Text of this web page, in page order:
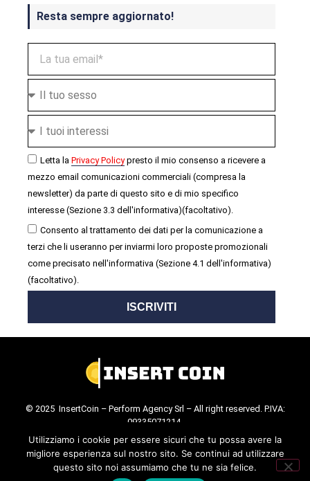
Resta sempre aggiornato!
Letta la Privacy Policypresto il mio consenso a ricevere a
mezzo email comunicazioni commerciali (compresa la
newsletter) da parte di questo sito e di mio specifico
interesse (Sezione 3.3 dell'informativa)(facoltativo).
Consento al trattamento dei dati per la comunicazione a
terzi che li useranno per inviarmi loro proposte promozionali
come precisato nell'informativa (Sezione 4.1 dell'informativa)
(facoltativo).
ISCRIVITI
© 2025 InsertCoin – Perform Agency Srl – All right reserved. P.IVA:
09335071214.
Cookie Policy . Privacy Policy.
Utilizziamo i cookie per essere sicuri che tu possa avere la
migliore esperienza sul nostro sito. Se continui ad utilizzare
questo sito noi assumiamo che tu ne sia felice.